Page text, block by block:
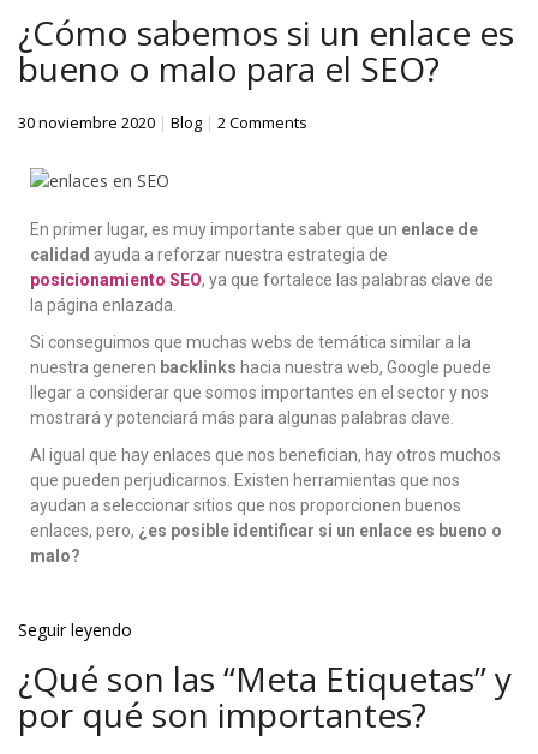
¿Cómo sabemos si un enlace es
bueno o malo para el SEO?
30 noviembre 2020 | Blog | 2 Comments
En primer lugar, es muy importante saber que un enlace de
calidad ayuda a reforzar nuestra estrategia de
posicionamiento SEO, ya que fortalece las palabras clave de
la página enlazada.
Si conseguimos que muchas webs de temática similar a la
nuestra generen backlinks hacia nuestra web, Google puede
llegar a considerar que somos importantes en el sector y nos
mostrará y potenciará más para algunas palabras clave.
Al igual que hay enlaces que nos benefician, hay otros muchos
que pueden perjudicarnos. Existen herramientas que nos
ayudan a seleccionar sitios que nos proporcionen buenos
enlaces, pero, ¿es posible identificar si un enlace es bueno o
malo?
Seguir leyendo
¿Qué son las “Meta Etiquetas” y
por qué son importantes?